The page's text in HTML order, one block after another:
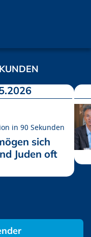
in 90 Sekunden
sich
Juden oft